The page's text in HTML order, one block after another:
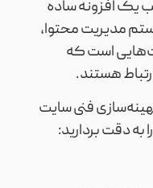
یک افزونه ساده
مدیریت محتوا،
است که
هستند.
فنی سایت
به دقت بردارید: